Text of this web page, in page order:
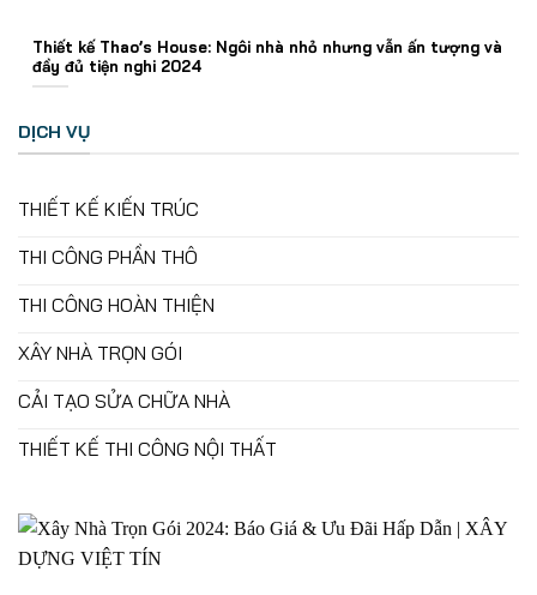
Thiết kế Thao’s House: Ngôi nhà nhỏ nhưng vẫn ấn tượng và
đầy đủ tiện nghi 2024
DỊCH VỤ
THIẾT KẾ KIẾN TRÚC
THI CÔNG PHẦN THÔ
THI CÔNG HOÀN THIỆN
XÂY NHÀ TRỌN GÓI
CẢI TẠO SỬA CHỮA NHÀ
THIẾT KẾ THI CÔNG NỘI THẤT